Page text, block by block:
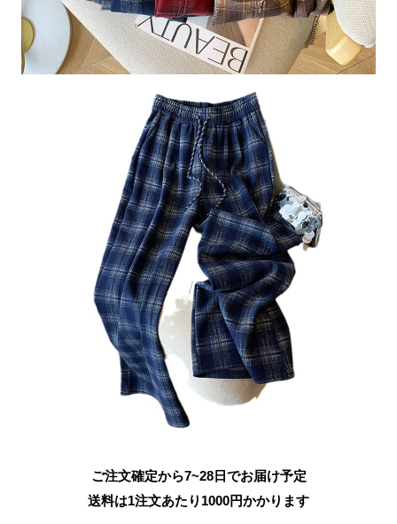
ご注文確定から7~28日でお届け予定
送料は1注文あたり 1000円かかります